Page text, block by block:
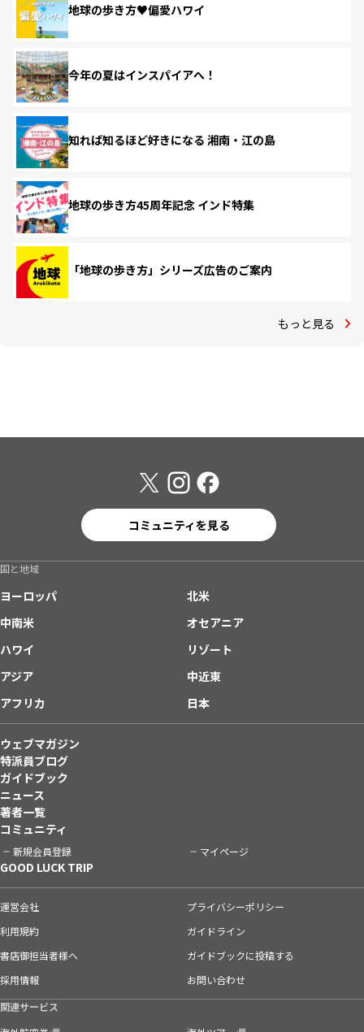
地球の歩き方♥偏愛ハワイ
今年の夏はインスパイアへ！
知れば知るほど好きになる 湘南・江の島
地球の歩き方45周年記念 インド特集
「地球の歩き方」シリーズ広告のご案内
もっと見る
コミュニティを見る
国と地域
ヨーロッパ
北米
中南米
オセアニア
ハワイ
リゾート
アジア
中近東
アフリカ
日本
ウェブマガジン
特派員ブログ
ガイドブック
ニュース
著者一覧
コミュニティ
新規会員登録 マイページ
GOOD LUCK TRIP
運営会社
プライバシーポリシー
利用規約
ガイドライン
書店御担当者様へ
ガイドブックに投稿する
採用情報
お問い合わせ
関連サービス